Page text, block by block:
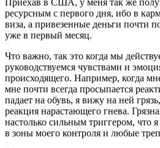
Приехав в США, у меня так же
ресурсным с первого дня, ибо в
виза, а привезенные деньги почти
уже в первый месяц.
Что важно, так это когда мы
руководствуемся чувствами и
происходящего. Например, когда
мне почти всегда просыпается
падает на обувь, я вижу на ней
реакция нарастающего гнева.
настолько сильным триггером, что
в зоны моего контроля и любые